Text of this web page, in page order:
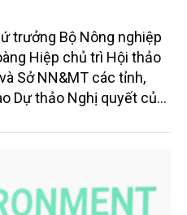
trưởng Bộ Nông nghiệp
Hiệp chủ trì Hội thảo
Sở NN&MT các tỉnh,
Dự thảo Nghị quyết của
mã số cơ sở đóng gói.